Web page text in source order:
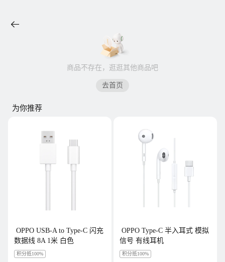
商品不存在，逛逛其他商品吧
去首页
为你推荐
OPPO USB-A to Type-C 闪充
数据线 8A 1米 白色
积分抵100%
OPPO Type-C 半入耳式 模拟
信号 有线耳机
积分抵100%